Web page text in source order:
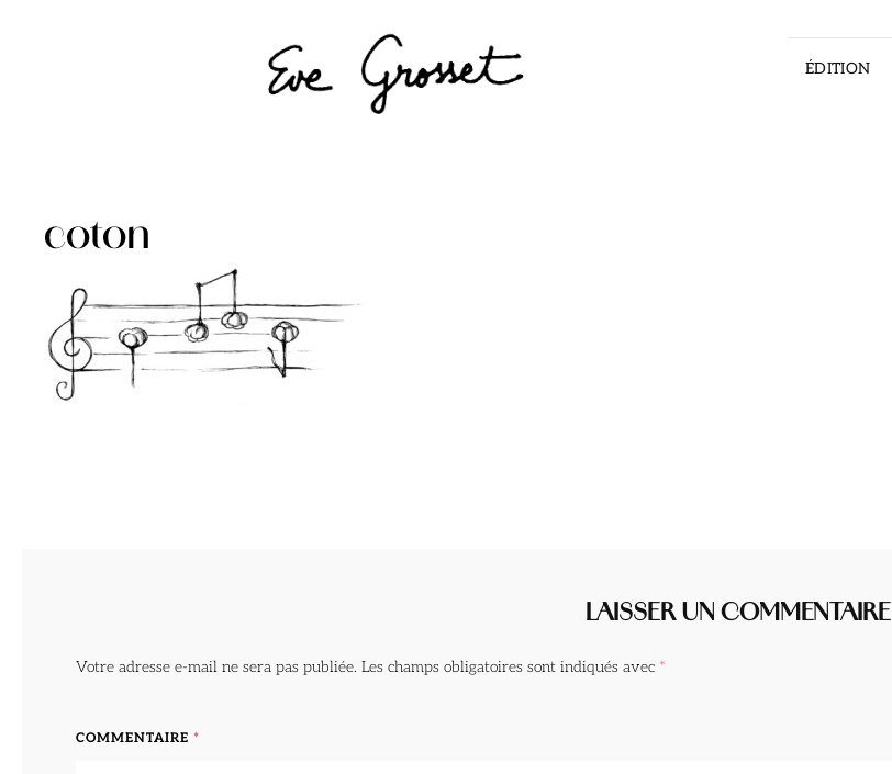
ÉDITION
coton
LAISSER UN COMMENTAIRE
Votre adresse e-mail ne sera pas publiée. Les champs obligatoires sont indiqués avec *
COMMENTAIRE *